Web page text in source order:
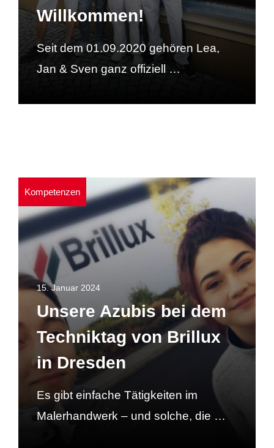
Willkommen!
Seit dem 01.09.2020 gehören Lea,
Jan & Sven ganz offiziell …
Kompetenzen
15. Januar 2024
Unsere Azubis bei dem
Techniktag von Brillux
in Dresden
Es gibt einfache Tätigkeiten im
Malerhandwerk – und solche, die …